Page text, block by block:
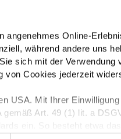
angenehmes Online-
während andere uns
sich mit der Verwendung
Cookies jederzeit
USA. Mit Ihrer
Art. 49 (1) lit. a
Metropolen ein.
und
Sportlandschaft,